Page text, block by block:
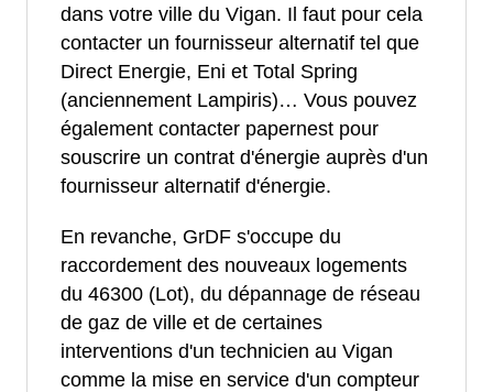
dans votre ville du Vigan. Il faut pour cela
contacter un fournisseur alternatif tel que
Direct Energie, Eni et Total Spring
(anciennement Lampiris)… Vous pouvez
également contacter papernest pour
souscrire un contrat d'énergie auprès d'un
fournisseur alternatif d'énergie.
En revanche, GrDF s'occupe du
raccordement des nouveaux logements
du 46300 (Lot), du dépannage de réseau
de gaz de ville et de certaines
interventions d'un technicien au Vigan
comme la mise en service d'un compteur